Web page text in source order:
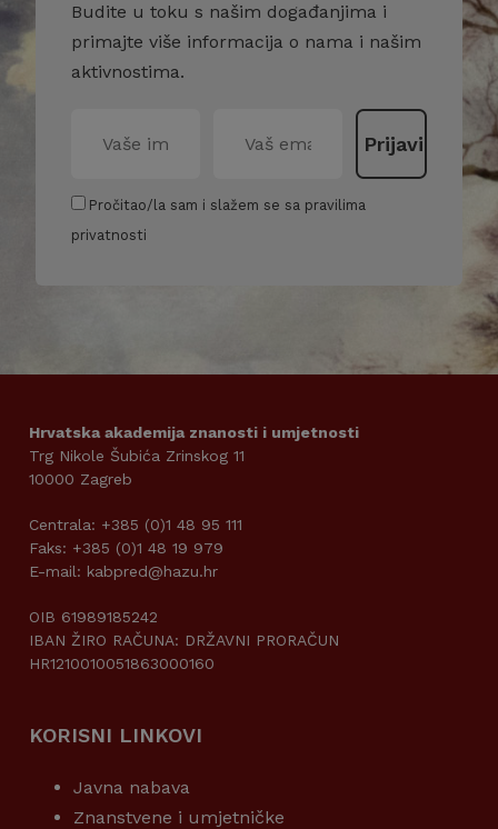
Budite u toku s našim događanjima i
primajte više informacija o nama i našim
aktivnostima.
Pročitao/la sam i slažem se sa pravilima
privatnosti
Hrvatska akademija znanosti i umjetnosti
Trg Nikole Šubića Zrinskog 11
10000 Zagreb
Centrala: +385 (0)1 48 95 111
Faks: +385 (0)1 48 19 979
E-mail: kabpred@hazu.hr
OIB 61989185242
IBAN ŽIRO RAČUNA: DRŽAVNI PRORAČUN
HR1210010051863000160
KORISNI LINKOVI
Javna nabava
Znanstvene i umjetničke